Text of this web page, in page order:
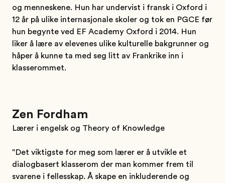
og menneskene. Hun har undervist i fransk i Oxford i
12 år på ulike internasjonale skoler og tok en PGCE før
hun begynte ved EF Academy Oxford i 2014. Hun
liker å lære av elevenes ulike kulturelle bakgrunner og
håper å kunne ta med seg litt av Frankrike inn i
klasserommet.
Zen Fordham
Lærer i engelsk og Theory of Knowledge
"Det viktigste for meg som lærer er å utvikle et
dialogbasert klasserom der man kommer frem til
svarene i fellesskap. Å skape en inkluderende og